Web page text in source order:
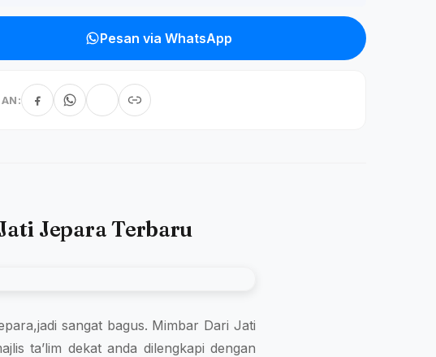
Pesan via WhatsApp
Jepara Terbaru
sangat bagus. Mimbar Dari Jati
ta’lim dekat anda dilengkapi dengan